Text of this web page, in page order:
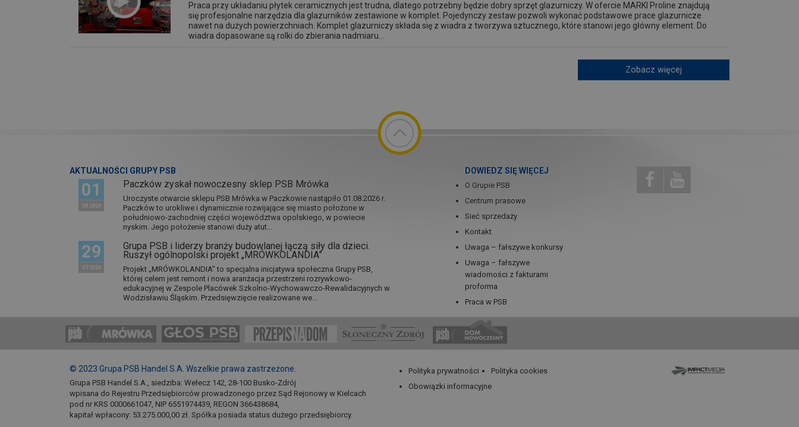
Praca przy układaniu płytek ceramicznych jest trudna, dlatego potrzebny będzie dobry sprzęt glazurniczy. W ofercie MARKI Proline znajdują
się profesjonalne narzędzia dla glazurników zestawione w komplet. Pojedynczy zestaw pozwoli wykonać podstawowe prace glazurnicze
nawet na dużych powierzchniach. Komplet glazurniczy składa się z wiadra z tworzywa sztucznego, które stanowi jego główny element. Do
wiadra dopasowane są rolki do zbierania nadmiaru...
Zobacz więcej
AKTUALNOŚCI GRUPY PSB
01
08 2026
Paczków zyskał nowoczesny sklep PSB Mrówka
Uroczyste otwarcie sklepu PSB Mrówka w Paczkowie nastąpiło 01.08.2026 r.
Paczków to urokliwe i dynamicznie rozwijające się miasto położone w
południowo-zachodniej części województwa opolskiego, w powiecie
nyskim. Jego położenie stanowi duży atut...
29
07 2026
Grupa PSB i liderzy branży budowlanej łączą siły dla dzieci.
Ruszył ogólnopolski projekt „MRÓWKOLANDIA”
Projekt „MRÓWKOLANDIA” to specjalna inicjatywa społeczna Grupy PSB,
której celem jest remont i nowa aranżacja przestrzeni rozrywkowo-
edukacyjnej w Zespole Placówek Szkolno-Wychowawczo-Rewalidacyjnych w
Wodzisławiu Śląskim. Przedsięwzięcie realizowane we...
DOWIEDZ SIĘ WIĘCEJ
O Grupie PSB
Centrum prasowe
Sieć sprzedaży
Kontakt
Uwaga – fałszywe konkursy
Uwaga – fałszywe
wiadomości z fakturami
proforma
Praca w PSB
© 2023 Grupa PSB Handel S.A. Wszelkie prawa zastrzeżone.
Grupa PSB Handel S.A., siedziba: Wełecz 142, 28-100 Busko-Zdrój
wpisana do Rejestru Przedsiębiorców prowadzonego przez Sąd Rejonowy w Kielcach
pod nr KRS 0000661047, NIP 6551974439, REGON 366438684,
kapitał wpłacony: 53.275.000,00 zł. Spółka posiada status dużego przedsiębiorcy.
Polityka prywatności
Polityka cookies
Obowiązki informacyjne